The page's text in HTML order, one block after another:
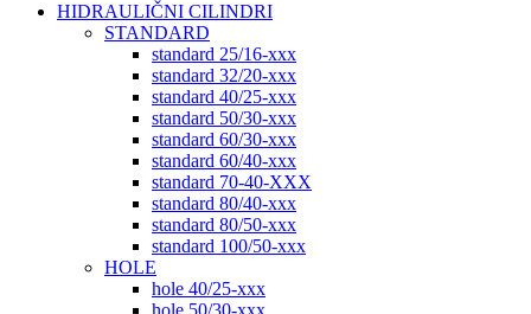
HIDRAULIČNI CILINDRI
STANDARD
standard 25/16-xxx
standard 32/20-xxx
standard 40/25-xxx
standard 50/30-xxx
standard 60/30-xxx
standard 60/40-xxx
standard 70-40-XXX
standard 80/40-xxx
standard 80/50-xxx
standard 100/50-xxx
HOLE
hole 40/25-xxx
hole 50/30-xxx